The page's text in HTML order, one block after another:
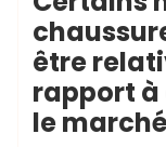
être
rapport à
le